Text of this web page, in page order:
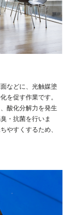
などに、光触媒塗
を促す作業です。
酸化分解力を発生
・抗菌を行いま
やすくするため、